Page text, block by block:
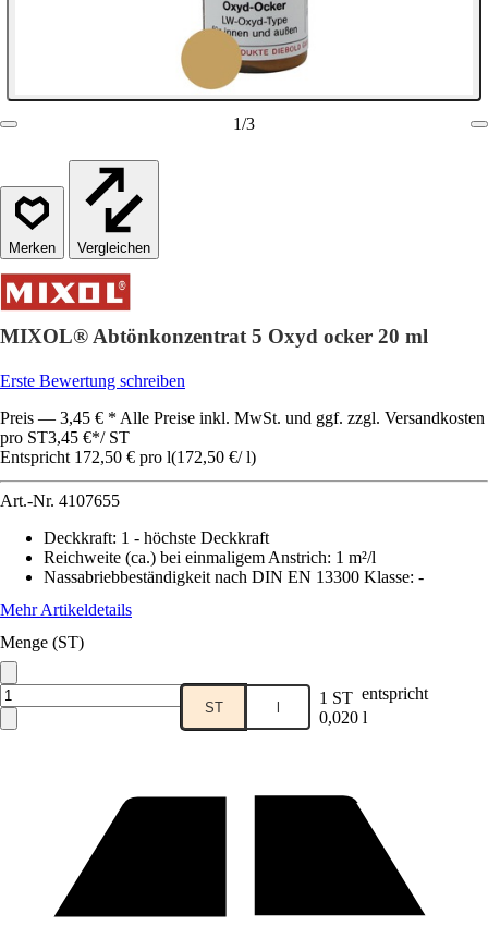
1/3
Vergleichen
MIXOL® Abtönkonzentrat 5 Oxyd ocker 20 ml
Erste Bewertung schreiben
Preis — 3,45 € * Alle Preise inkl. MwSt. und ggf. zzgl. Versandkosten
pro ST3,45 €*/ ST
Entspricht 172,50 € pro l(172,50 €/ l)
Art.-Nr. 4107655
Deckkraft: 1 - höchste Deckkraft
Reichweite (ca.) bei einmaligem Anstrich: 1 m²/l
Nassabriebbeständigkeit nach DIN EN 13300 Klasse: -
Mehr Artikeldetails
Menge (ST)
ST l 1 ST entspricht
0,020 l